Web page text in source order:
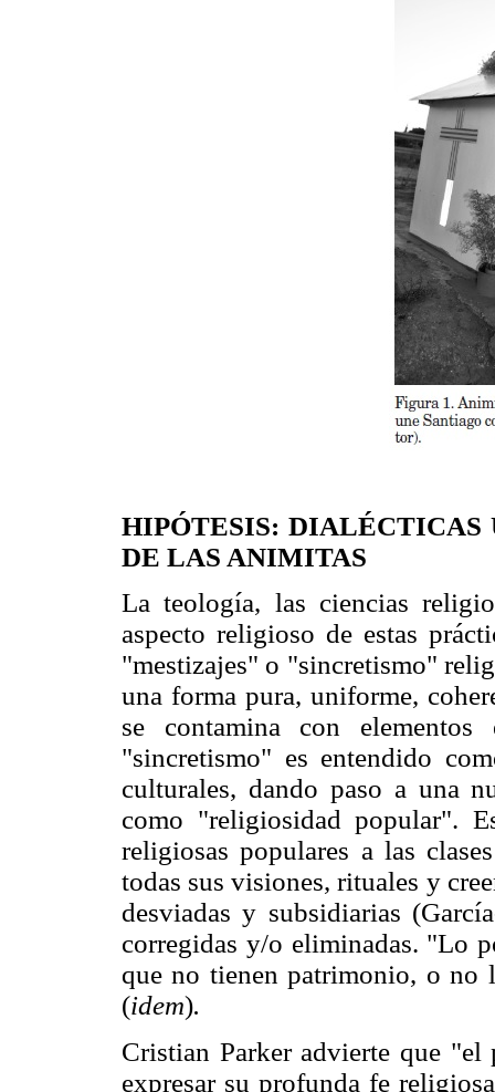
HIPÓTESIS: DIALÉCTICAS
DE LAS ANIMITAS
La teología, las ciencias
aspecto religioso de estas
"mestizajes" o "sincretismo"
una forma pura, uniforme,
se contamina con elementos
"sincretismo" es entendido
culturales, dando paso a una
como "religiosidad popular".
religiosas populares a las
todas sus visiones, rituales y
desviadas y subsidiarias
corregidas y/o eliminadas. "Lo
que no tienen patrimonio, o no
(idem).
Cristian Parker advierte que
expresar su profunda fe